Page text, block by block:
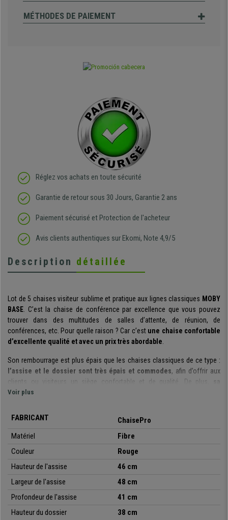
MÉTHODES DE PAIEMENT
Réglez vos achats en toute sécurité
Garantie de retour sous 30 Jours, Garantie 2 ans
Paiement sécurisé et Protection de l'acheteur
Avis clients authentiques sur Ekomi, Note 4,9/5
Description détaillée
Lot de 5 chaises visiteur sublime et pratique aux lignes classiques MOBY
BASE. C’est la chaise de conférence par excellence que vous pouvez
trouver dans des multitudes de salles d’attente, de réunion, de
conférences, etc. Pour quelle raison ? Car c’est une chaise confortable
d’excellente qualité et avec un prix très abordable.
Son rembourrage est plus épais que les chaises classiques de ce type :
l’assise et le dossier sont très épais et commodes, afin d’offrir aux
clients ou visiteurs un siège confortable et de qualité. De plus,
structure est fabriquée avec un cadre en acier avec 4 pieds
Il s’agit d’un modèle très pratique et polyvalent
lors de réunions, avec des clients, pour les salles d’attente, de
De plus, elle
est disponible en différentes couleurs
choisir celle qui s’adapte le mieux à vos besoins ou espace de travail.
Soulignons également qu’il s’agit d’unmodèle empilable
livrées totalement montées
. Un modèle idéal à un Prix imbattable, que
Voir plus
FABRICANT
ChaisePro
Matériel
Fibre
Couleur
Rouge
Hauteur de l'assise
46 cm
Largeur de l'assise
48 cm
Profondeur de l'assise
41 cm
Hauteur du dossier
38 cm